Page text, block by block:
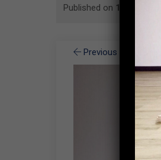
Published on 18 August
Previous Image